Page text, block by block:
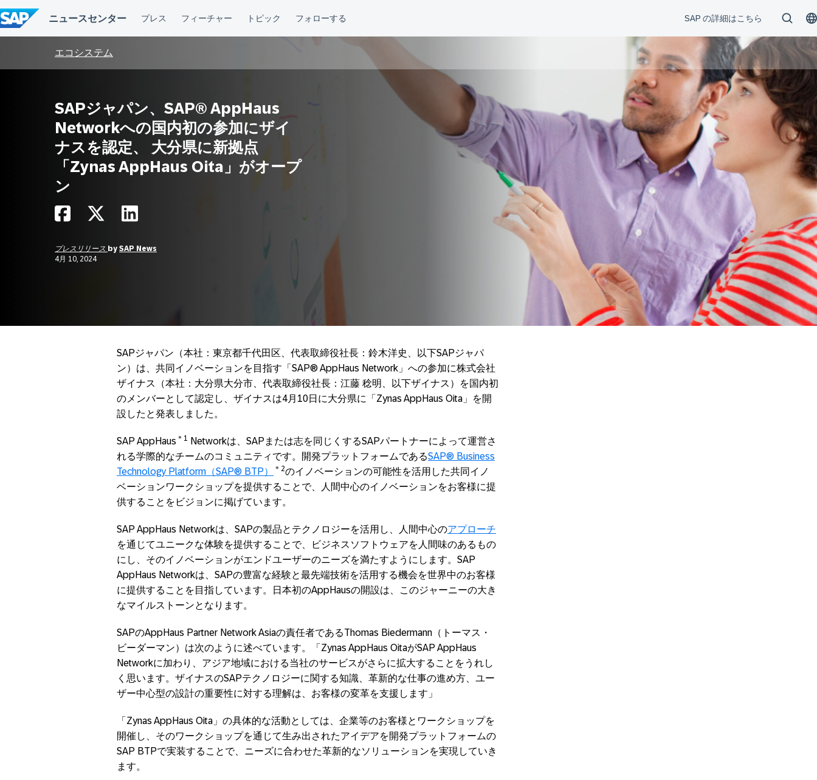
ン
テ
ン
エコシステム
SAPジャパン、SAP® AppHaus
Networkへの国内初の参加にザイ
ナスを認定、 大分県に新拠点
「Zynas AppHaus Oita」がオープ
ン
プレスリリース by SAP News
4月 10, 2024
SAPジャパン（本社：東京都千代田区、代表取締役社長：鈴木洋史、以下SAPジャパ
ン）は、共同イノベーションを目指す「SAP® AppHaus Network」への参加に株式会社
ザイナス（本社：大分県大分市、代表取締役社長：江藤 稔明、以下ザイナス）を国内初
のメンバーとして認定し、ザイナスは4月10日に大分県に「Zynas AppHaus Oita」を開
設したと発表しました。
SAP AppHaus ＊ 1 Networkは、SAPまたは志を同じくするSAPパートナーによって運営さ
れる学際的なチームのコミュニティです。開発プラットフォームであるSAP® Business
Technology Platform（SAP® BTP）
＊ 2のイノベーションの可能性を活用した共同イノ
ベーションワークショップを提供することで、人間中心のイノベーションをお客様に提
供することをビジョンに掲げています。
SAP AppHaus Networkは、SAPの製品とテクノロジーを活用し、人間中心のアプローチ
を通じてユニークな体験を提供することで、ビジネスソフトウェアを人間味のあるもの
にし、そのイノベーションがエンドユーザーのニーズを満たすようにします。SAP
AppHaus Networkは、SAPの豊富な経験と最先端技術を活用する機会を世界中のお客様
に提供することを目指しています。日本初のAppHausの開設は、このジャーニーの大き
なマイルストーンとなります。
SAPのAppHaus Partner Network Asiaの責任者であるThomas Biedermann（トーマス・
ビーダーマン）は次のように述べています。「Zynas AppHaus OitaがSAP AppHaus
Networkに加わり、アジア地域における当社のサービスがさらに拡大することをうれし
く思います。ザイナスのSAPテクノロジーに関する知識、革新的な仕事の進め方、ユー
ザー中心型の設計の重要性に対する理解は、お客様の変革を支援します」
「Zynas AppHaus Oita」の具体的な活動としては、企業等のお客様とワークショップを
開催し、そのワークショップを通じて生み出されたアイデアを開発プラットフォームの
SAP BTPで実装することで、ニーズに合わせた革新的なソリューションを実現していき
ます。